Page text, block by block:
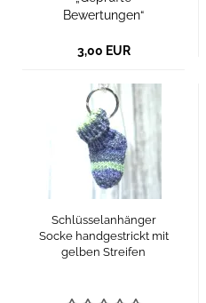
Bewertungen“
3,00 EUR
Schlüsselanhänger
Socke handgestrickt mit
gelben Streifen